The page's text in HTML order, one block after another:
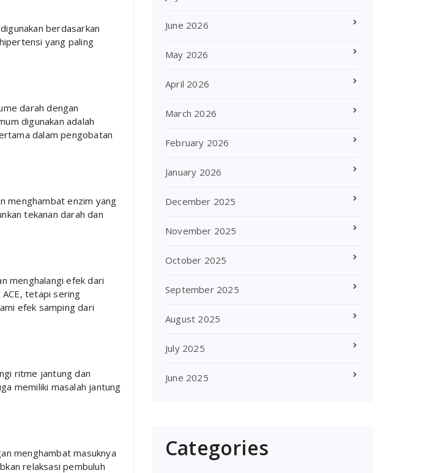
berdasarkan
yang paling
darah dengan
digunakan adalah
dalam pengobatan
menghambat enzim yang
tekanan darah dan
menghalangi efek dari
tetapi sering
efek samping dari
ritme jantung dan
memiliki masalah jantung
menghambat masuknya
relaksasi pembuluh
June 2026
May 2026
April 2026
March 2026
February 2026
January 2026
December 2025
November 2025
October 2025
September 2025
August 2025
July 2025
June 2025
Categories